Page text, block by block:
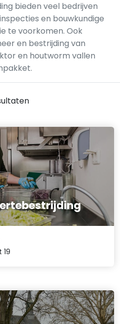
bieden veel bedrijven
en bouwkundige
te voorkomen. Ook
en bestrijding van
en houtworm vallen
19